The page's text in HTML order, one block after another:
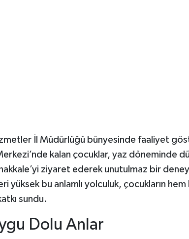
İl Müdürlüğü bünyesinde faaliyet
kalan çocuklar, yaz döneminde
ziyaret ederek unutulmaz bir
yüksek bu anlamlı yolculuk, çocukların hem
sundu.
Dolu Anlar